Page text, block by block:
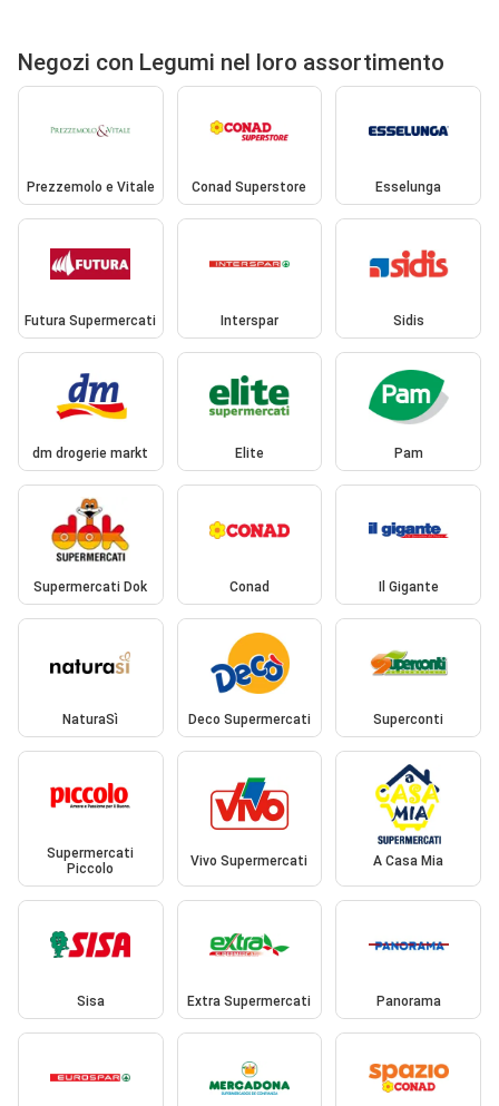
Negozi con Legumi nel loro assortimento
Prezzemolo e Vitale Conad Superstore Esselunga
Futura Supermercati Interspar Sidis
dm drogerie markt Elite Pam
Supermercati Dok Conad Il Gigante
NaturaSì Deco Supermercati Superconti
Supermercati
Piccolo
Vivo Supermercati A Casa Mia
Sisa Extra Supermercati Panorama